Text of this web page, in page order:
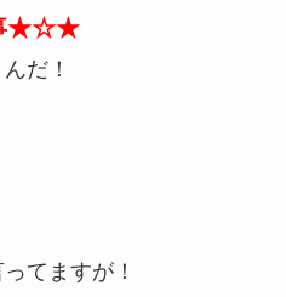
★☆★
だ！
てますが！